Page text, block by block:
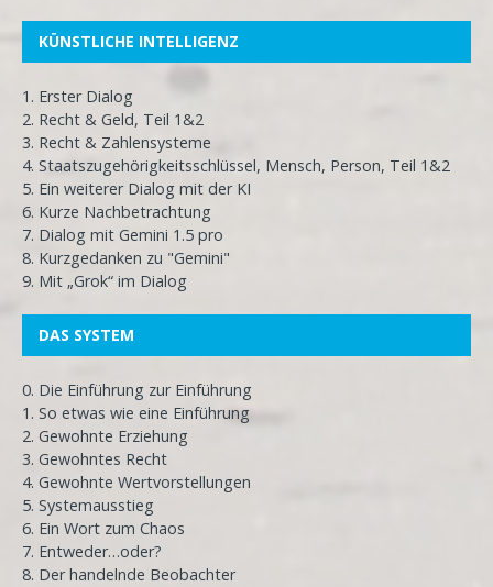
KÜNSTLICHE INTELLIGENZ
1. Erster Dialog
2. Recht & Geld, Teil 1&2
3. Recht & Zahlensysteme
4. Staatszugehörigkeitsschlüssel, Mensch, Person, Teil 1&2
5. Ein weiterer Dialog mit der KI
6. Kurze Nachbetrachtung
7. Dialog mit Gemini 1.5 pro
8. Kurzgedanken zu "Gemini"
9. Mit „Grok“ im Dialog
DAS SYSTEM
0. Die Einführung zur Einführung
1. So etwas wie eine Einführung
2. Gewohnte Erziehung
3. Gewohntes Recht
4. Gewohnte Wertvorstellungen
5. Systemausstieg
6. Ein Wort zum Chaos
7. Entweder…oder?
8. Der handelnde Beobachter